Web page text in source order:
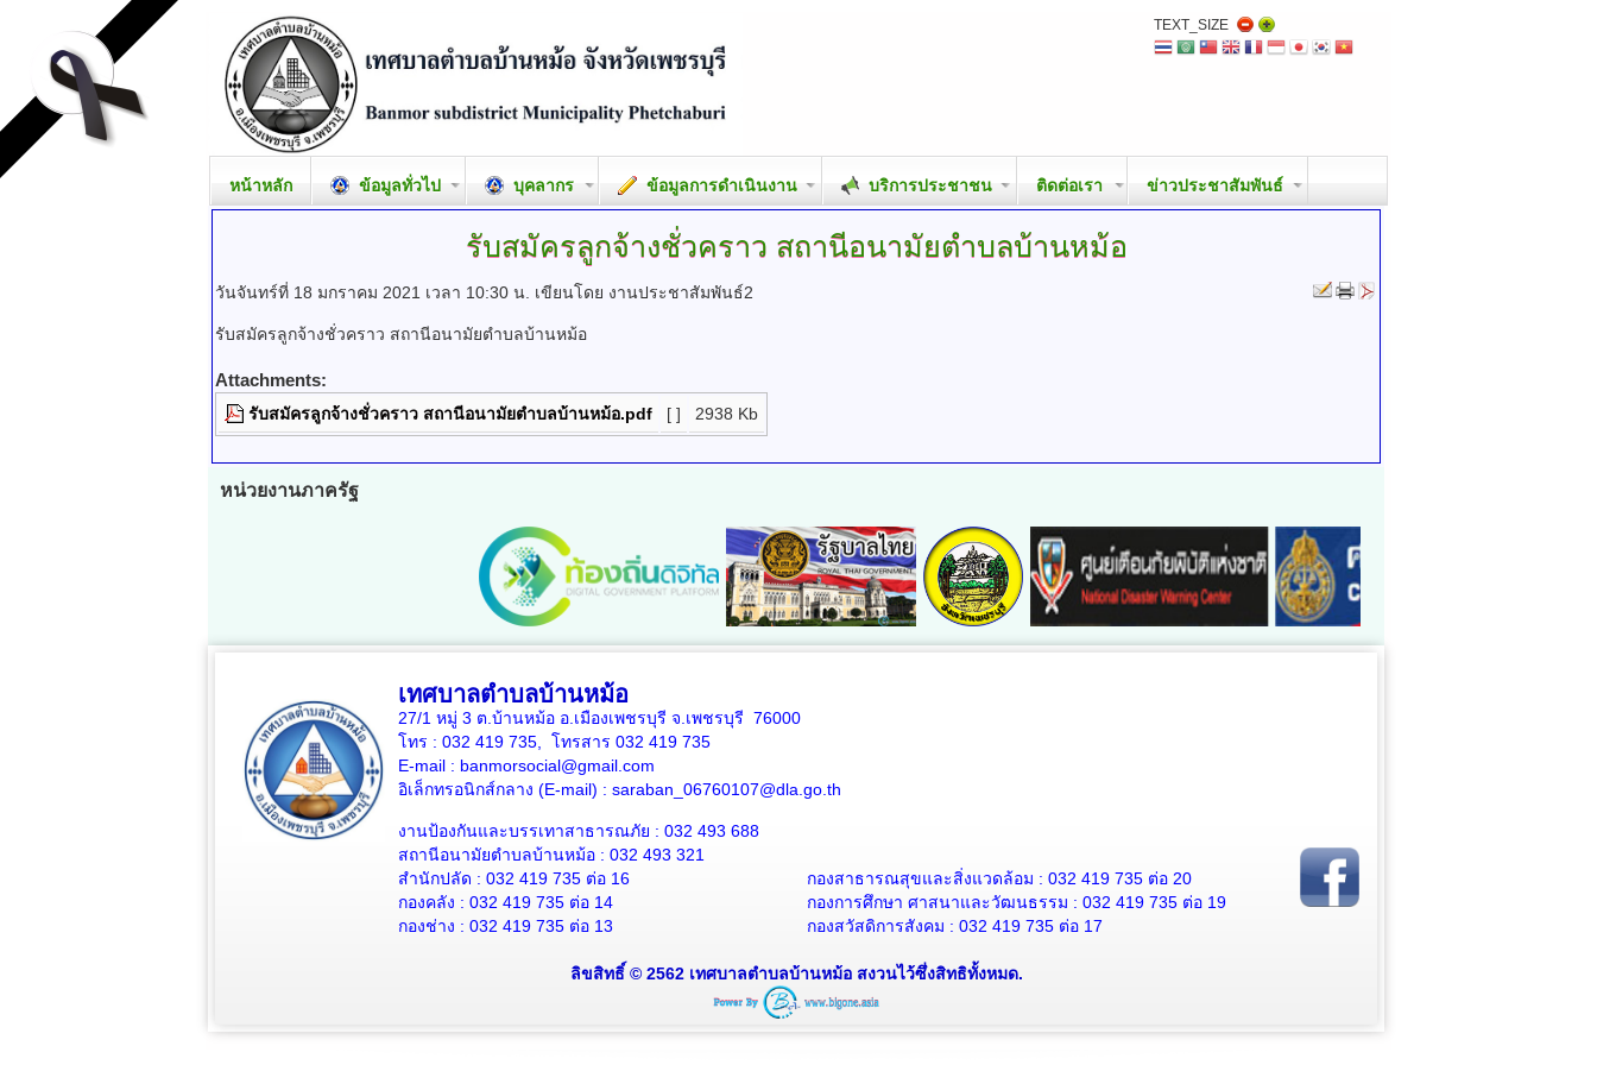
TEXT_SIZE
หน้าหลัก ข้อมูลทั่วไป บุคลากร ข้อมูลการดำเนินงาน บริการประชาชน ติดต่อเรา ข่าวประชาสัมพันธ์
รับสมัครลูกจ้างชั่วคราว สถานีอนามัยตำบลบ้านหม้อ
วันจันทร์ที่ 18 มกราคม 2021 เวลา 10:30 น. เขียนโดย งานประชาสัมพันธ์2
รับสมัครลูกจ้างชั่วคราว สถานีอนามัยตำบลบ้านหม้อ
Attachments:
รับสมัครลูกจ้างชั่วคราว สถานีอนามัยตำบลบ้านหม้อ.pdf [ ] 2938 Kb
หน่วยงานภาครัฐ
เทศบาลตำบลบ้านหม้อ
27/1 หมู่ 3 ต.บ้านหม้อ อ.เมืองเพชรบุรี จ.เพชรบุรี 76000
โทร : 032 419 735, โทรสาร 032 419 735
E-mail : banmorsocial@gmail.com
อิเล็กทรอนิกส์กลาง (E-mail) : saraban_06760107@dla.go.th
งานป้องกันและบรรเทาสาธารณภัย : 032 493 688
สถานีอนามัยตำบลบ้านหม้อ : 032 493 321
สำนักปลัด : 032 419 735 ต่อ 16
กองคลัง : 032 419 735 ต่อ 14
กองช่าง : 032 419 735 ต่อ 13
กองสาธารณสุขและสิ่งแวดล้อม : 032 419 735 ต่อ 20
กองการศึกษา ศาสนาและวัฒนธรรม : 032 419 735 ต่อ 19
กองสวัสดิการสังคม : 032 419 735 ต่อ 17
ลิขสิทธิ์ © 2562 เทศบาลตำบลบ้านหม้อ สงวนไว้ซึ่งสิทธิทั้งหมด.